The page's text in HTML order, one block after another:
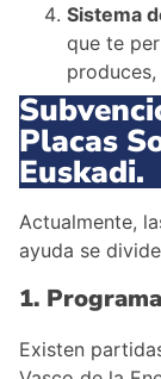
Sistema
que te
Placas
Euskadi.
Actualmente,
ayuda se
1.
Existen